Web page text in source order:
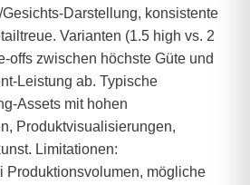
konsistente
Varianten (1.5 high vs. 2
zwischen höchste Güte und
ab. Typische
mit hohen
Produktvisualisierungen,
Limitationen:
Produktionsvolumen, mögliche